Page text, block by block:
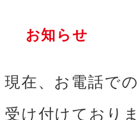
お知らせ
現在、お電話で
受け付けておりま